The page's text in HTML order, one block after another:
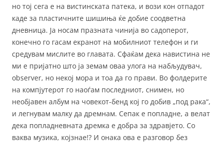
но тој сега е на вистинската патека, и вози кон отпадот
каде за пластичните шишиња ќе добие соодветна
дневница. Ја носам празната чинија во садоперот,
конечно го гасам екранот на мобилниот телефон и ги
средувам мислите во главата. Сфаќам дека навистина не
ми е пријатно што ја земам оваа улога на набљудувач,
observer, но некој мора и тоа да го прави. Во фолдерите
на компјутерот го наоѓам последниот, снимен, но
необјавен албум на човекот-бенд кој го добив „под рака“,
и легнувам малку да дремнам. Сепак е попладне, а велат
дека попладневната дремка е добра за здравјето. Со
ваква музика, којзнае!? И онака ова е разговор без